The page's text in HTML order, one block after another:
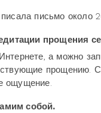
письмо около
прощения
а можно
прощению.
ощущение.
собой.